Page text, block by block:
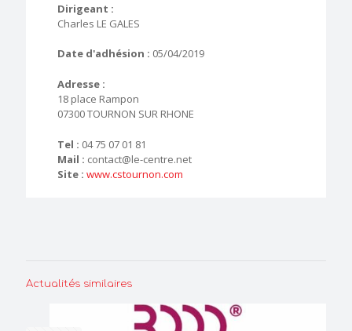
Dirigeant :
Charles LE GALES
Date d'adhésion : 05/04/2019
Adresse :
18 place Rampon
07300 TOURNON SUR RHONE
Tel : 04 75 07 01 81
Mail : contact@le-centre.net
Site : www.cstournon.com
Actualités similaires